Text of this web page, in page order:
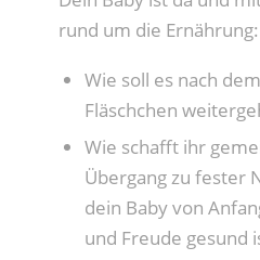
rund um die Ernährung:
Wie soll es nach
Fläschchen
Wie schafft ihr
Übergang zu fester
dein Baby von
und Freude gesund